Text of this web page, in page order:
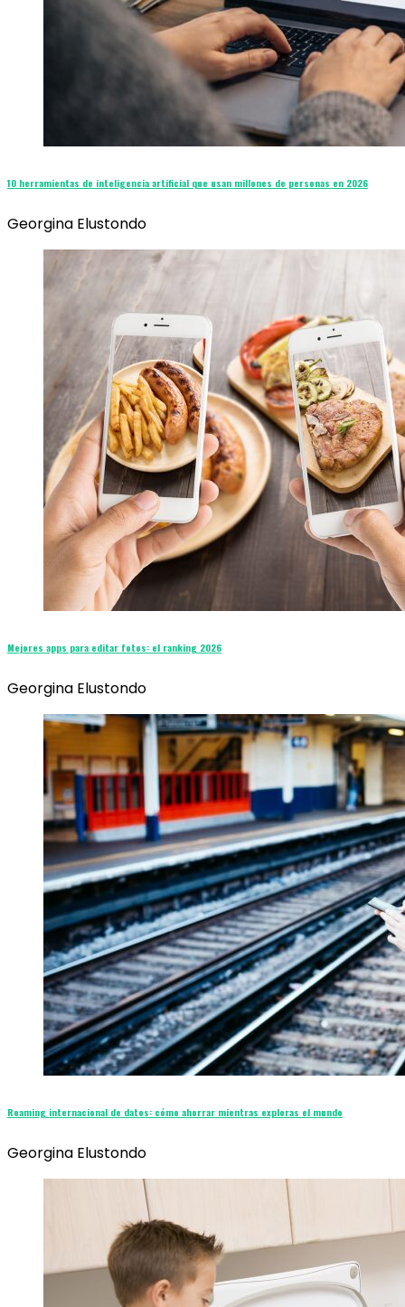
10 herramientas de inteligencia artificial que usan millones de personas en 2026
Georgina Elustondo
Mejores apps para editar fotos: el ranking 2026
Georgina Elustondo
Roaming internacional de datos: cómo ahorrar mientras exploras el mundo
Georgina Elustondo